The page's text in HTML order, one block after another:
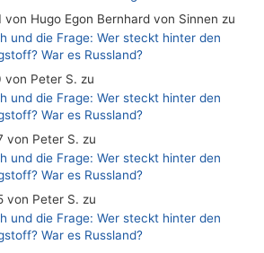
Hugo Egon Bernhard von Sinnen zu
und die Frage: Wer steckt hinter den
War es Russland?
von Peter S. zu
und die Frage: Wer steckt hinter den
War es Russland?
von Peter S. zu
und die Frage: Wer steckt hinter den
War es Russland?
von Peter S. zu
und die Frage: Wer steckt hinter den
War es Russland?